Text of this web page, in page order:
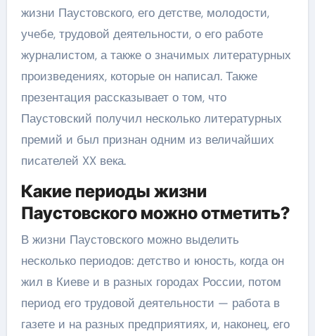
жизни Паустовского, его детстве, молодости,
учебе, трудовой деятельности, о его работе
журналистом, а также о значимых литературных
произведениях, которые он написал. Также
презентация рассказывает о том, что
Паустовский получил несколько литературных
премий и был признан одним из величайших
писателей XX века.
Какие периоды жизни
Паустовского можно отметить?
В жизни Паустовского можно выделить
несколько периодов: детство и юность, когда он
жил в Киеве и в разных городах России, потом
период его трудовой деятельности — работа в
газете и на разных предприятиях, и, наконец, его